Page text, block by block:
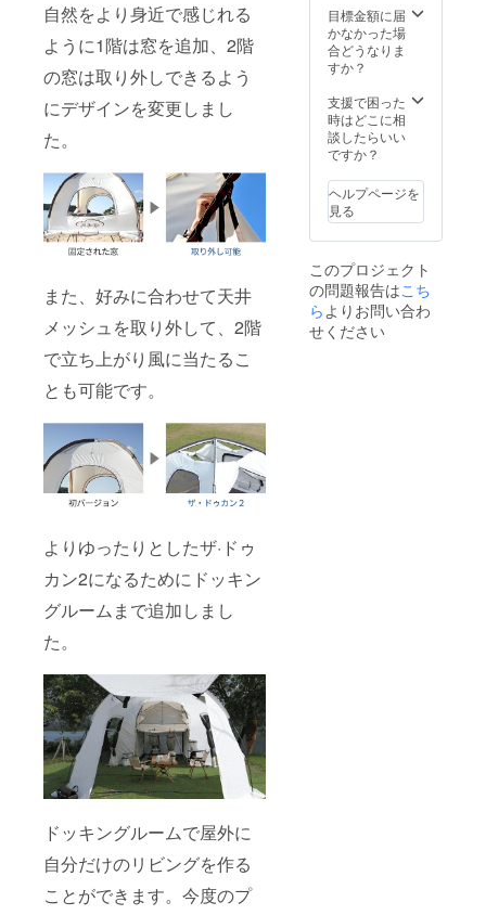
自然をより身近で感じれる
ように1階は窓を追加、2階
の窓は取り外しできるよう
にデザインを変更しまし
た。
また、好みに合わせて天井
メッシュを取り外して、2階
で立ち上がり風に当たるこ
とも可能です。
よりゆったりとしたザ·ドゥ
カン2になるためにドッキン
グルームまで追加しまし
た。
ドッキングルームで屋外に
自分だけのリビングを作る
ことができます。今度のプ
がる可
能性も
ござい
ます
目標金額に届
かなかった場
合どうなりま
すか？
支援で困った
時はどこに相
談したらいい
ですか？
ヘルプページを
見る
このプロジェクト
の問題報告はこち
らよりお問い合わ
せください